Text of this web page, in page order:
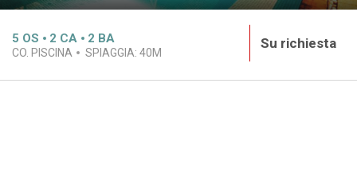
5 OS 2 CA 2 BA
CO. PISCINA SPIAGGIA: 40M
Su richiesta